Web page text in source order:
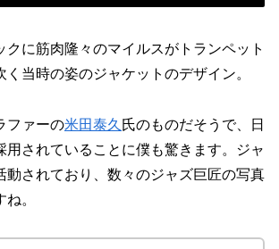
クに筋肉隆々のマイルスがトランペット
く当時の姿のジャケットのデザイン。
ファーの米田泰久 氏のものだそうで、日
用されていることに僕も驚きます。ジャ
動されており、数々のジャズ巨匠の写真
。